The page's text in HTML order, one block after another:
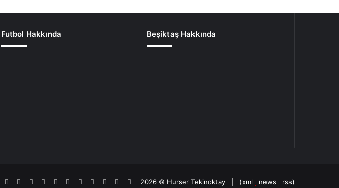
Futbol Hakkında Beşiktaş Hakkında
2026 © Hurser Tekinoktay | (xml news rss)
RSS Facebook
TwitterPinterestLinkedInYouTubeTumblrSoundCloud
Instagram
SpotifyTikTokPatreon